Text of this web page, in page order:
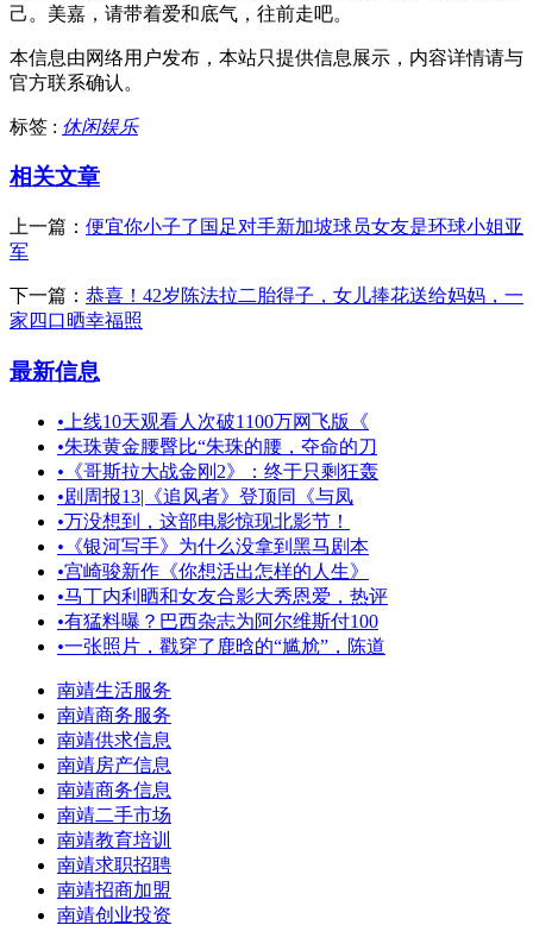
己。美嘉，请带着爱和底气，往前走吧。
本信息由网络用户发布， 本站只提供信息展示，内容详情请与
官方联系确认。
标签 : 休闲娱乐
相关文章
上一篇： 便宜你小子了国足对手新加坡球员女友是环球小姐亚
军
下一篇： 恭喜！42岁陈法拉二胎得子，女儿捧花送给妈妈，一
家四口晒幸福照
最新信息
• 上线10天观看人次破1100万网飞版《
•朱珠黄金腰臀比“朱珠的腰，夺命的刀
• 《哥斯拉大战金刚2》：终于只剩狂轰
•剧周报13|《追风者》登顶同《与凤
•万没想到，这部电影惊现北影节！
• 《银河写手》为什么没拿到黑马剧本
•宫崎骏新作《你想活出怎样的人生》
•马丁内利晒和女友合影大秀恩爱，热评
•有猛料曝？巴西杂志为阿尔维斯付100
•一张照片，戳穿了鹿晗的“尴尬”，陈道
南靖生活服务
南靖商务服务
南靖供求信息
南靖房产信息
南靖商务信息
南靖二手市场
南靖教育培训
南靖求职招聘
南靖招商加盟
南靖创业投资